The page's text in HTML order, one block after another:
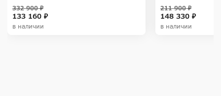
133 160 ₽
332 900 ₽
в наличии
148 330 ₽
211 900 ₽
в наличии